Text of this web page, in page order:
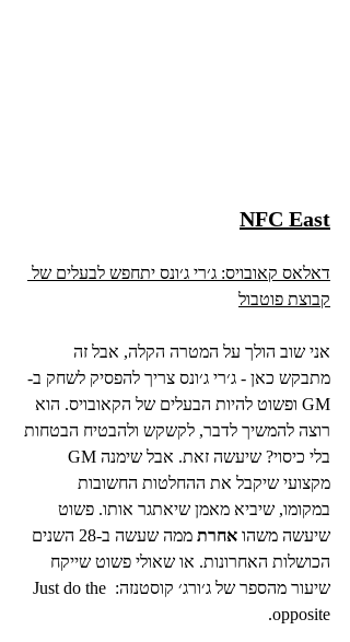
NFC East
דאלאס קאובויס: ג׳רי ג׳ונס יתחפש לבעלים של
קבוצת פוטבול
אני שוב הולך על המטרה הקלה, אבל זה
מתבקש כאן - ג׳רי ג׳ונס צריך להפסיק לשחק ב-
GM ופשוט להיות הבעלים של הקאובויס. הוא
רוצה להמשיך לדבר, לקשקש ולהבטיח הבטחות
מקצועי שיקבל את ההחלטות החשובות
במקומו, שיביא מאמן שיאתגר אותו. פשוט
שיעשה משהו אחרת
ממה שעשה ב-28 השנים
הכושלות האחרונות. או שאולי פשוט שייקח
שיעור מהספר של ג׳ורג׳ קוסטנזה: Just do the
opposite.